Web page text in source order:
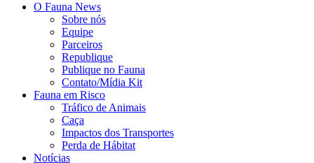
O Fauna News
Sobre nós
Equipe
Parceiros
Republique
Publique no Fauna
Contato/Mídia Kit
Fauna em Risco
Tráfico de Animais
Caça
Impactos dos Transportes
Perda de Hábitat
Notícias